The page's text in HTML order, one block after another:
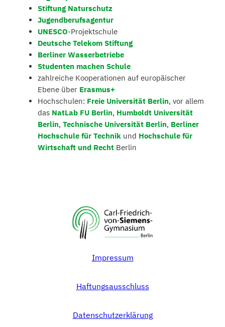
Stiftung Naturschutz
Jugendberufsagentur
UNESCO-Projektschule
Deutsche Telekom Stiftung
Berliner Wasserbetriebe
Studenten machen Schule
zahlreiche Kooperationen auf europäischer
Ebene über Erasmus+
Hochschulen: Freie Universität Berlin, vor allem
das NatLab FU Berlin, Humboldt Universität
Berlin, Technische Universität Berlin, Berliner
Hochschule für Technikund Hochschule für
Wirtschaft und RechtBerlin
Impressum
Haftungsausschluss
Datenschutzerklärung